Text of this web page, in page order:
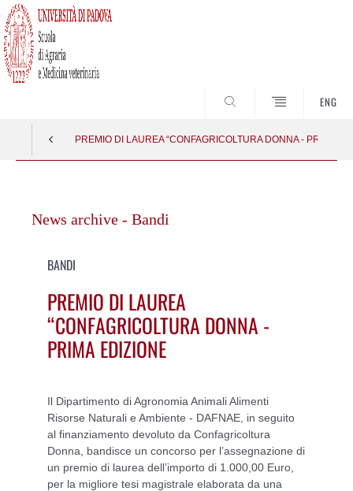
ENG
PREMIO DI LAUREA “CONFAGRICOLTURA DONNA - PRIMA
contenutoNews archive - Bandi
BANDI
PREMIO DI LAUREA
“CONFAGRICOLTURA DONNA -
PRIMA EDIZIONE
Il Dipartimento di Agronomia Animali Alimenti
Risorse Naturali e Ambiente - DAFNAE, in seguito
al finanziamento devoluto da Confagricoltura
Donna, bandisce un concorso per l’assegnazione di
un premio di laurea dell’importo di 1.000,00 Euro,
per la migliore tesi magistrale elaborata da una